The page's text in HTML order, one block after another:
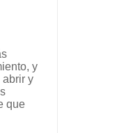
y
abrir y
que